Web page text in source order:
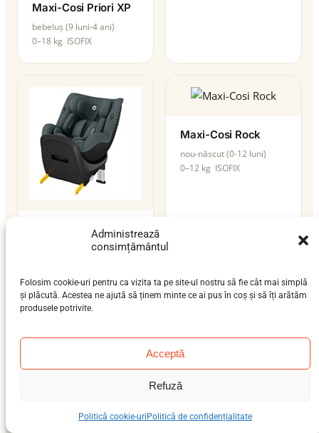
Administrează
consimțământul
Folosim cookie-uri pentru ca vizita ta pe site-ul nostru să fie cât mai simplă
și plăcută. Acestea ne ajută să ținem minte ce ai pus în coș și să îți arătăm
produsele potrivite.
Acceptă
Refuză
Politică cookie-uri Politică de confidențialitate
Maxi-Cosi Priori XP
bebeluș (9 luni-4 ani)
0–18 kg ISOFIX
Maxi-Cosi Quartz
bebeluș (9 luni-4 ani)
0–18 kg ISOFIX
Maxi-Cosi Rock
nou-născut (0-12 luni)
0–12 kg ISOFIX